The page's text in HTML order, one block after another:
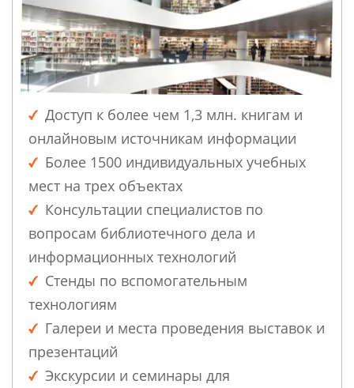
Доступ к более чем 1,3 млн. книгам и
онлайновым источникам информации
Более 1500 индивидуальных учебных
мест на трех объектах
Консультации специалистов по
вопросам библиотечного дела и
информационных технологий
Стенды по вспомогательным
технологиям
Галереи и места проведения выставок и
презентаций
Экскурсии и семинары для